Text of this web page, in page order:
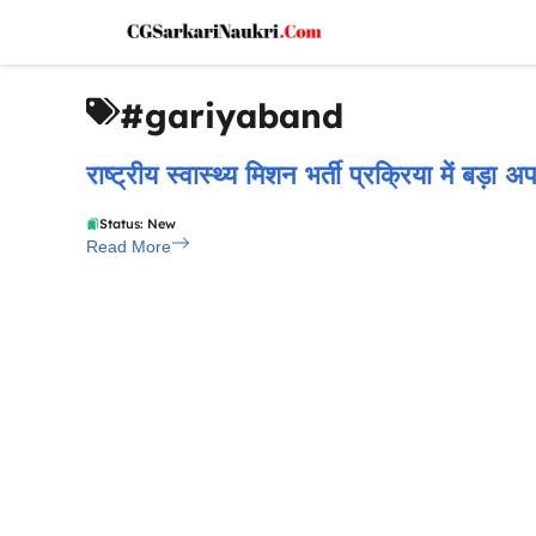
content
#gariyaband
राष्ट्रीय स्वास्थ्य मिशन भर्ती प्रक्रिया में बड़ा
Status: New
Read More